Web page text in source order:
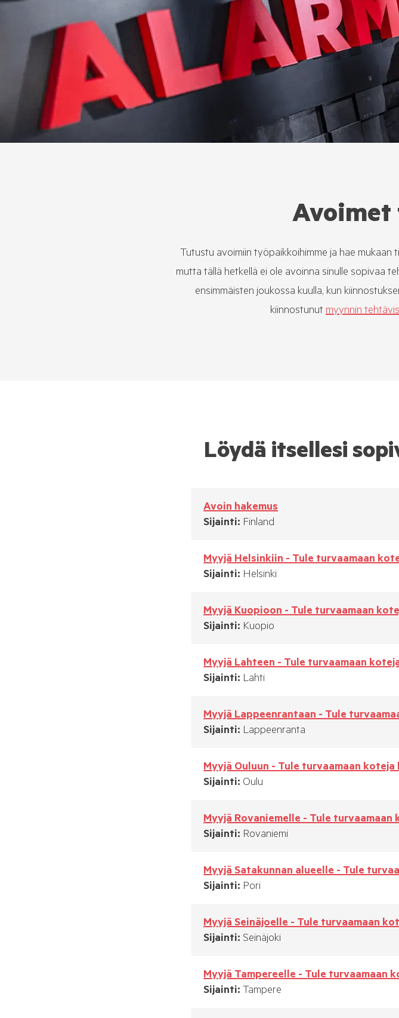
Avoimet
Tutustu avoimiin työpaikkoihimme ja hae
mutta tällä hetkellä ei ole avoinna sinulle sopivaa
ensimmäisten joukossa kuulla, kun
kiinnostunut myynnin
Löydä itsellesi
Avoin hakemus
Sijainti: Finland
Myyjä Helsinkiin - Tule turvaamaan
Sijainti: Helsinki
Myyjä Kuopioon - Tule turvaamaan
Sijainti: Kuopio
Myyjä Lahteen - Tule turvaamaan
Sijainti: Lahti
Myyjä Lappeenrantaan - Tule
Sijainti: Lappeenranta
Myyjä Ouluun - Tule turvaamaan koteja
Sijainti: Oulu
Myyjä Rovaniemelle - Tule turvaamaan
Sijainti: Rovaniemi
Myyjä Satakunnan alueelle - Tule
Sijainti: Pori
Myyjä Seinäjoelle - Tule turvaamaan
Sijainti: Seinäjoki
Myyjä Tampereelle - Tule turvaamaan
Sijainti: Tampere